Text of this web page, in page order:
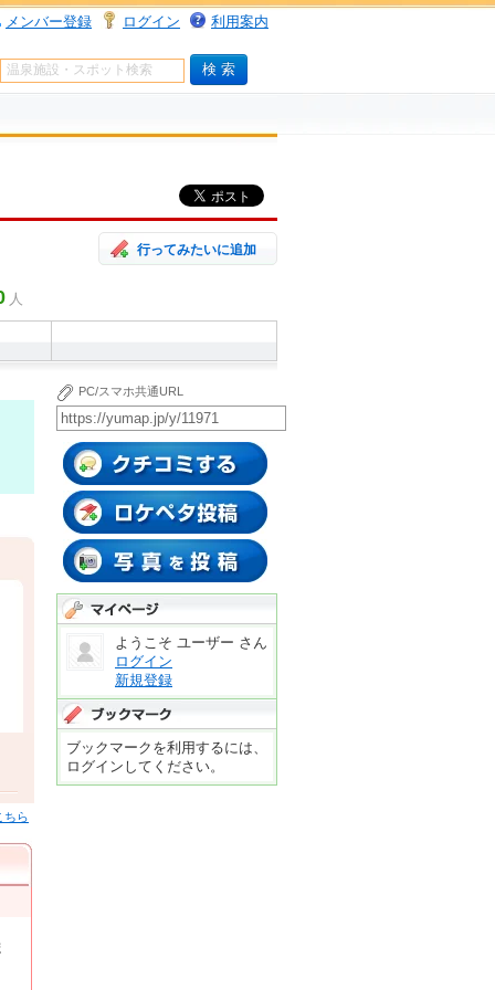
メンバー登録 ログイン 利用案内
行ってみたいに追加
人
温泉データ
ちら
PC/スマホ共通URL
ようこそ ユーザー さん
ログイン
新規登録
ブックマークを利用するには、
ログインしてください。